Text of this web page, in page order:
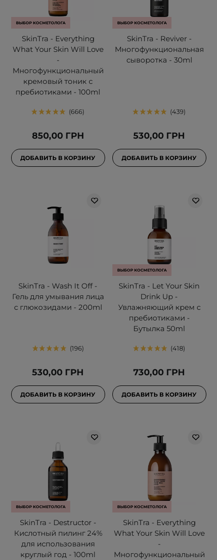
ВЫБОР КОСМЕТОЛОГА
SkinTra - Everything
What Your Skin Will Love
-
Многофункциональный
кремовый тоник с
пребиотиками - 100ml
666
850,00 ГРН
ДОБАВИТЬ В КОРЗИНУ
ВЫБОР КОСМЕТОЛОГА
SkinTra - Reviver -
Многофункциональная
сыворотка - 30ml
439
530,00 ГРН
ДОБАВИТЬ В КОРЗИНУ
SkinTra - Wash It Off -
Гель для умывания лица
с глюкозидами - 200ml
196
530,00 ГРН
ДОБАВИТЬ В КОРЗИНУ
ВЫБОР КОСМЕТОЛОГА
SkinTra - Let Your Skin
Drink Up -
Увлажняющий крем с
пребиотиками -
Бутылка 50ml
418
730,00 ГРН
ДОБАВИТЬ В КОРЗИНУ
ВЫБОР КОСМЕТОЛОГА
SkinTra - Destructor -
Кислотный пилинг 24%
для использования
круглый год - 100ml
ВЫБОР КОСМЕТОЛОГА
SkinTra - Everything
What Your Skin Will Love
-
Многофункциональный